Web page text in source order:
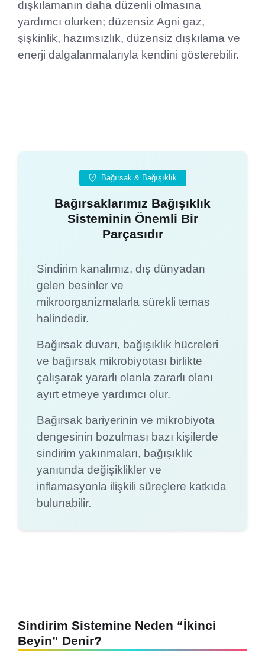
dışkılamanın daha düzenli olmasına
yardımcı olurken; düzensiz Agni gaz,
şişkinlik, hazımsızlık, düzensiz dışkılama ve
enerji dalgalanmalarıyla kendini gösterebilir.
Bağırsak & Bağışıklık
Bağırsaklarımız Bağışıklık
Sisteminin Önemli Bir
Parçasıdır
Sindirim kanalımız, dış dünyadan
gelen besinler ve
mikroorganizmalarla sürekli temas
halindedir.
Bağırsak duvarı, bağışıklık hücreleri
ve bağırsak mikrobiyotası birlikte
çalışarak yararlı olanla zararlı olanı
ayırt etmeye yardımcı olur.
Bağırsak bariyerinin ve mikrobiyota
dengesinin bozulması bazı kişilerde
sindirim yakınmaları, bağışıklık
yanıtında değişiklikler ve
inflamasyonla ilişkili süreçlere katkıda
bulunabilir.
Sindirim Sistemine Neden “İkinci
Beyin” Denir?